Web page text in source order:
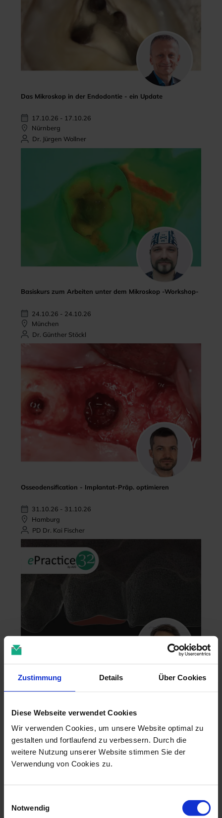
Zustimmung Details Über Cookies
Diese Webseite verwendet Cookies
Wir verwenden Cookies, um unsere Website optimal zu
gestalten und fortlaufend zu verbessern. Durch die
weitere Nutzung unserer Website stimmen Sie der
Verwendung von Cookies zu.
Notwendig
Das Mikroskop in der Endodontie - ein Update
17.10.26 - 17.10.26
Nürnberg
Dr. Jürgen Wollner
Basiskurs zum Arbeiten unter dem Mikroskop -Workshop-
24.10.26 - 24.10.26
München
Dr. Günther Stöckl
Osseodensification - Implantat-Präp. optimieren
31.10.26 - 31.10.26
Hamburg
PD Dr. Kai Fischer
Zahntechnik im 4D-Zeitalter
online
Dr. Christian Leonhardt